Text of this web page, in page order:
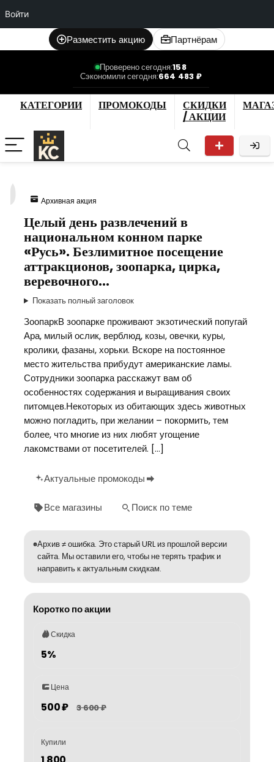
Войти
Разместить акцию Партнёрам
Проверено сегодня:158
Сэкономили сегодня:664 483 ₽
КАТЕГОРИИ ПРОМОКОДЫ
СКИДКИ
/ АКЦИИ
Архивная акция
Целый день развлечений в
национальном конном парке
«Русь». Безлимитное посещение
аттракционов, зоопарка, цирка,
веревочного…
Показать полный заголовок
ЗоопаркВ зоопарке проживают экзотический попугай
Ара, милый ослик, верблюд, козы, овечки, куры,
кролики, фазаны, хорьки. Вскоре на постоянное
место жительства прибудут американские ламы.
Сотрудники зоопарка расскажут вам об
особенностях содержания и выращивания своих
питомцев.Некоторых из обитающих здесь животных
можно погладить, при желании – покормить, тем
более, что многие из них любят угощение
лакомствами от посетителей. […]
Актуальные промокоды
Все магазины Поиск по теме
Архив ≠ ошибка. Это старый URL из прошлой версии
сайта. Мы оставили его, чтобы не терять трафик и
направить к актуальным скидкам.
Коротко по акции
Скидка
5%
Цена
500 ₽ 3 600 ₽
Купили